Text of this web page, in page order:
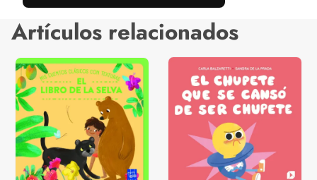
Artículos relacionados